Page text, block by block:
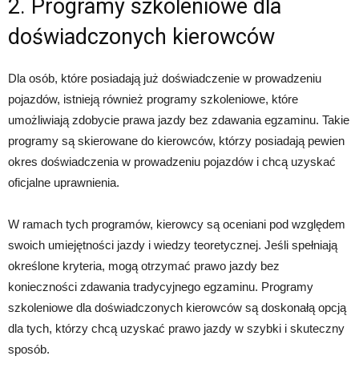
2. Programy szkoleniowe dla
doświadczonych kierowców
Dla osób, które posiadają już doświadczenie w prowadzeniu
pojazdów, istnieją również programy szkoleniowe, które
umożliwiają zdobycie prawa jazdy bez zdawania egzaminu. Takie
programy są skierowane do kierowców, którzy posiadają pewien
okres doświadczenia w prowadzeniu pojazdów i chcą uzyskać
oficjalne uprawnienia.
W ramach tych programów, kierowcy są oceniani pod względem
swoich umiejętności jazdy i wiedzy teoretycznej. Jeśli spełniają
określone kryteria, mogą otrzymać prawo jazdy bez
konieczności zdawania tradycyjnego egzaminu. Programy
szkoleniowe dla doświadczonych kierowców są doskonałą opcją
dla tych, którzy chcą uzyskać prawo jazdy w szybki i skuteczny
sposób.